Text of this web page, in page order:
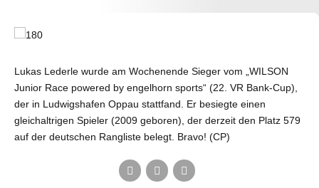
Lukas Lederle wurde am Wochenende Sieger vom „WILSON
Junior Race powered by engelhorn sports“ (22. VR Bank-Cup),
der in Ludwigshafen Oppau stattfand. Er besiegte einen
gleichaltrigen Spieler (2009 geboren), der derzeit den Platz 579
auf der deutschen Rangliste belegt. Bravo! (CP)